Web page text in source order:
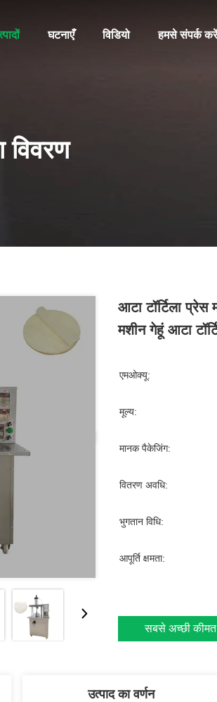
घटनाएँ विडियो हमसे संपर्क करें
विवरण
आटा टॉर्टिला
मशीन गेहूं आटा
एमओक्यू:
मूल्य:
मानक पैकेजिंग:
वितरण अवधि:
भुगतान विधि:
आपूर्ति क्षमता:
सबसे अच्छी कीमत
उत्पाद का वर्णन